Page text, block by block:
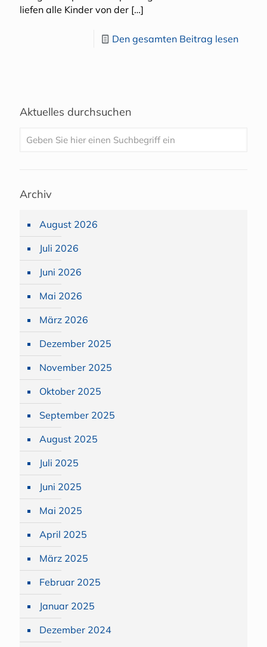
liefen alle Kinder von der […]
Den gesamten Beitrag lesen
Aktuelles durchsuchen
Archiv
August 2026
Juli 2026
Juni 2026
Mai 2026
März 2026
Dezember 2025
November 2025
Oktober 2025
September 2025
August 2025
Juli 2025
Juni 2025
Mai 2025
April 2025
März 2025
Februar 2025
Januar 2025
Dezember 2024